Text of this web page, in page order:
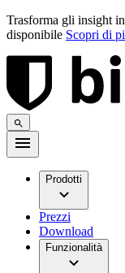
Trasforma gli insight
disponibile Scopri di
Prodotti
Prezzi
Download
Funzionalità